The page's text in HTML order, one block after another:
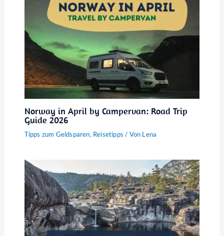
Norway in April by Campervan: Road Trip
Guide 2026
Tipps zum Geldsparen, Reisetipps / Von Lena